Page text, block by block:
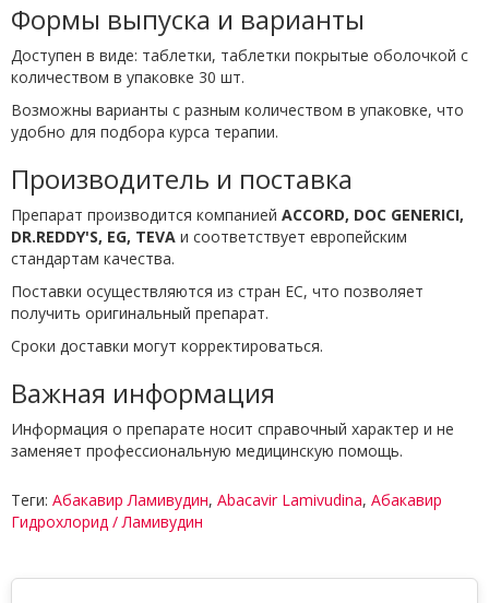
Формы выпуска и варианты
Доступен в виде: таблетки, таблетки покрытые оболочкой с
количеством в упаковке 30 шт.
Возможны варианты с разным количеством в упаковке, что
удобно для подбора курса терапии.
Производитель и поставка
Препарат производится компанией ACCORD, DOC GENERICI,
DR.REDDY'S, EG, TEVA и соответствует европейским
стандартам качества.
Поставки осуществляются из стран ЕС, что позволяет
получить оригинальный препарат.
Сроки доставки могут корректироваться.
Важная информация
Информация о препарате носит справочный характер и не
заменяет профессиональную медицинскую помощь.
Теги: Абакавир Ламивудин, Abacavir Lamivudina, Абакавир
Гидрохлорид / Ламивудин